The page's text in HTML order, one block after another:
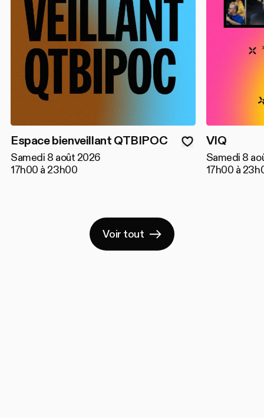
Espace bienveillant QTBIPOC
Samedi 8 août 2026
17h00 à 23h00
VIQ
Samedi 8
17h00 à
Voir tout